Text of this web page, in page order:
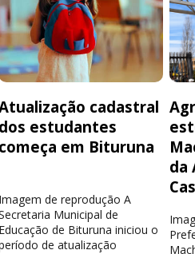
cadastral
dos estudantes
começa em Bituruna
Imagem de reprodução A
Municipal de
Educação de Bituruna iniciou o
de atualização
da